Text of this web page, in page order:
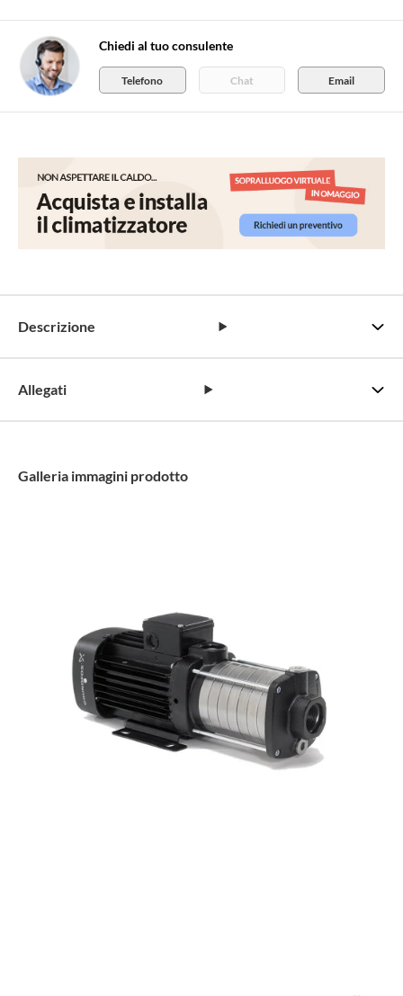
Chiedi al tuo consulente
Telefono Chat Email
Descrizione
Allegati
Galleria immagini prodotto